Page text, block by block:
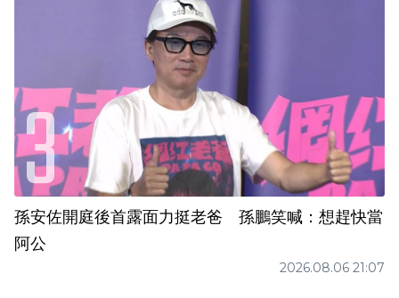
孫安佐開庭後首露面力挺老爸 孫鵬笑喊：想趕快當
阿公
2026.08.06 21:07